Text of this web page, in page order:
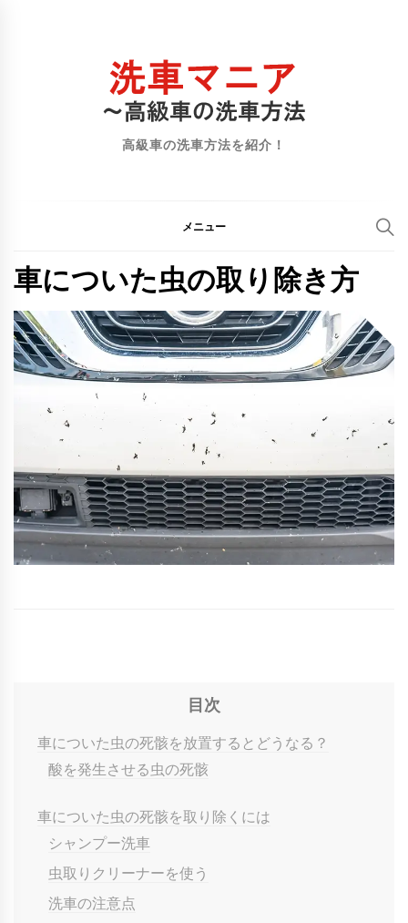
高級車の洗車方法を紹介！
メニュー
車についた虫の取り除き方
目次
車についた虫の死骸を放置するとどうなる？
酸を発生させる虫の死骸
車についた虫の死骸を取り除くには
シャンプー洗車
虫取りクリーナーを使う
洗車の注意点